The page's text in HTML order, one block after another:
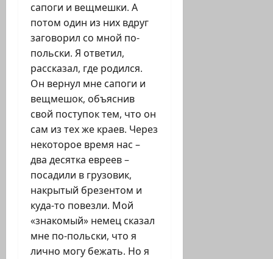
сапоги и вещмешки. А
потом один из них вдруг
заговорил со мной по-
польски. Я ответил,
рассказал, где родился.
Он вернул мне сапоги и
вещмешок, объяснив
свой поступок тем, что он
сам из тех же краев. Через
некоторое время нас –
два десятка евреев –
посадили в грузовик,
накрытый брезентом и
куда-то повезли. Мой
«знакомый» немец сказал
мне по-польски, что я
лично могу бежать. Но я